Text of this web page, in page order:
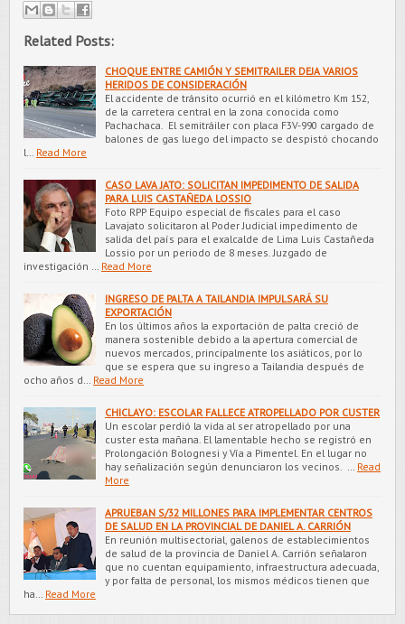
Related Posts:
CHOQUE ENTRE CAMIÓN Y SEMITRAILER DEJA VARIOS
HERIDOS DE CONSIDERACIÓN
El accidente de tránsito ocurrió en el kilómetro Km 152,
de la carretera central en la zona conocida como
Pachachaca. El semitráiler con placa F3V-990 cargado de
balones de gas luego del impacto se despistó chocando
l…
Read More
CASO LAVA JATO: SOLICITAN IMPEDIMENTO DE SALIDA
PARA LUIS CASTAÑEDA LOSSIO
Foto RPP Equipo especial de fiscales para el caso
Lavajato solicitaron al Poder Judicial impedimento de
salida del país para el exalcalde de Lima Luis Castañeda
Lossio por un periodo de 8 meses. Juzgado de
investigación …
Read More
INGRESO DE PALTA A TAILANDIA IMPULSARÁ SU
EXPORTACIÓN
En los últimos años la exportación de palta creció de
manera sostenible debido a la apertura comercial de
nuevos mercados, principalmente los asiáticos, por lo
que se espera que su ingreso a Tailandia después de
ocho años d…
Read More
CHICLAYO: ESCOLAR FALLECE ATROPELLADO POR CUSTER
Un escolar perdió la vida al ser atropellado por una
custer esta mañana. El lamentable hecho se registró en
Prolongación Bolognesi y Vía a Pimentel. En el lugar no
hay señalización según denunciaron los vecinos. …
Read
More
APRUEBAN S/32 MILLONES PARA IMPLEMENTAR CENTROS
DE SALUD EN LA PROVINCIAL DE DANIEL A. CARRIÓN
En reunión multisectorial, galenos de establecimientos
de salud de la provincia de Daniel A. Carrión señalaron
que no cuentan equipamiento, infraestructura adecuada,
y por falta de personal, los mismos médicos tienen que
ha…
Read More